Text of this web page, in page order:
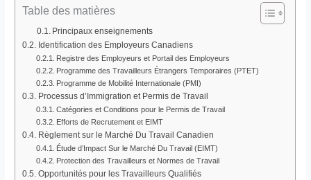
Table des matières
Principaux enseignements
Identification des Employeurs Canadiens
Registre des Employeurs et Portail des Employeurs
Programme des Travailleurs Étrangers Temporaires (PTET)
Programme de Mobilité Internationale (PMI)
Processus d’Immigration et Permis de Travail
Catégories et Conditions pour le Permis de Travail
Efforts de Recrutement et EIMT
Règlement sur le Marché Du Travail Canadien
Étude d’Impact Sur le Marché Du Travail (EIMT)
Protection des Travailleurs et Normes de Travail
Opportunités pour les Travailleurs Qualifiés